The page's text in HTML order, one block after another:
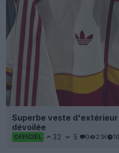
Superbe veste d'extérieur
dévoilée
OFFICIEL 32 5 0 2.1K